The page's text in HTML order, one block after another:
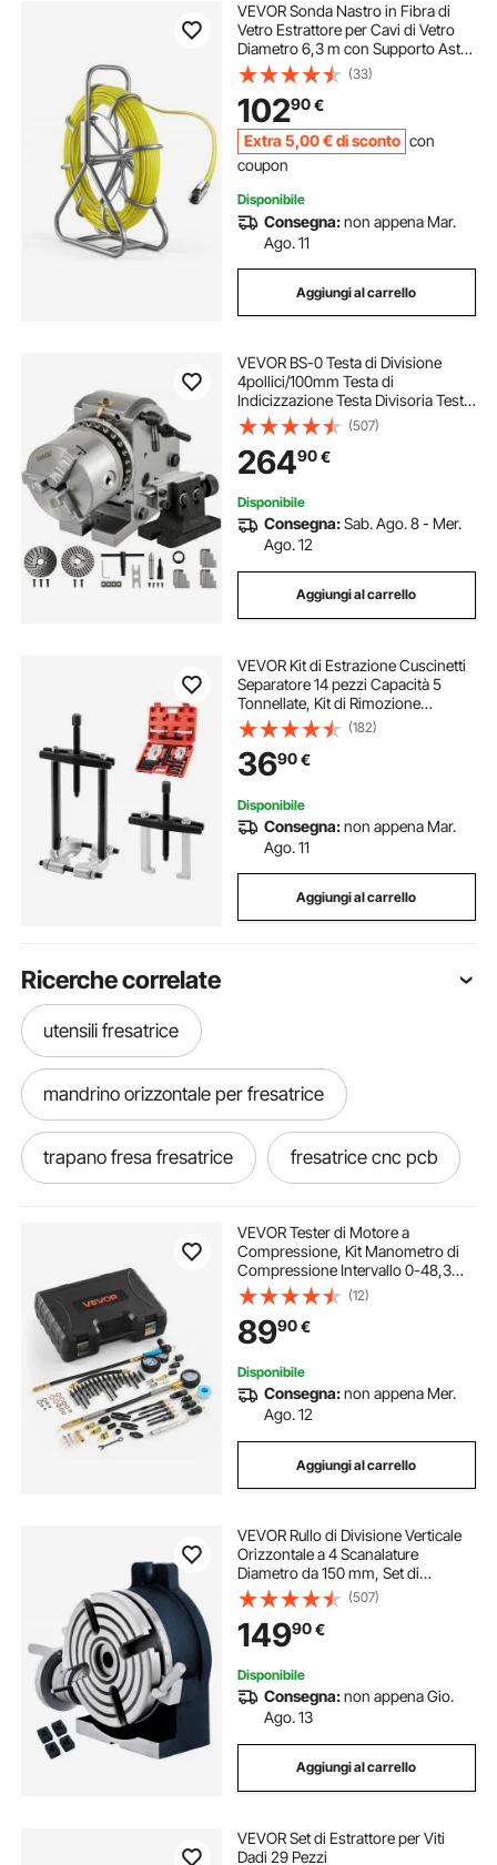
VEVOR Sonda Nastro in Fibra di
Vetro Estrattore per Cavi di Vetro
Diametro 6,3 m con Supporto Asta
per Cavi Lunghezza 100 m Non
Conduttivo, Tiracavi per Gestione di
Cablaggio 2 Testine di Ricambio
(33)
10290€
Extra 5,00 €di sconto con
coupon
Disponibile
Consegna:non appena Mar.
Ago. 11
Aggiungi al carrello
VEVOR BS-0 Testa di Divisione
4pollici/100mm Testa di
Indicizzazione Testa Divisoria Testa
Divisione Per Fresatrice Tavola
Rotante
(507)
26490€
Disponibile
Consegna:Sab. Ago. 8 - Mer.
Ago. 12
Aggiungi al carrello
VEVOR Kit di Estrazione Cuscinetti
Separatore 14 pezzi Capacità 5
Tonnellate, Kit di Rimozione
Cuscinetti a Pignone con Ganasce
Set di Estrattori Utensili per
Divisione, Kit Utensili per
Autoveicoli
(182)
3690€
Disponibile
Consegna:non appena Mar.
Ago. 11
Aggiungi al carrello
Ricerche correlate
utensili fresatrice
mandrino orizzontale per fresatrice
trapano fresa fresatrice fresatrice cnc pcb
router fresatrice cnc
VEVOR Tester di Motore a
Compressione, Kit Manometro di
Compressione Intervallo 0-48,3
Bar con Manometro di Tenuta 0-6,9
Bar per Controllo di Pressione
Perdite Auto Moto con 4 Adattatori
Custodia
(12)
8990€
Disponibile
Consegna:non appena Mer.
Ago. 12
Aggiungi al carrello
VEVOR Rullo di Divisione Verticale
Orizzontale a 4 Scanalature
Diametro da 150 mm, Set di
Fresatura per Colata HT200 con
Quadrante di Ripristino per Tavolo
Rotante con Maniglia per
Lavorazione Metallo
(507)
14990€
Disponibile
Consegna:non appena Gio.
Ago. 13
Aggiungi al carrello
VEVOR Set di Estrattore per Viti
Dadi 29 Pezzi